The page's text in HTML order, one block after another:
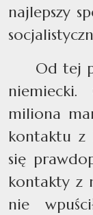
najlepszy
Od tej
niemiecki.
miliona
kontaktu z
się
kontakty z
nie